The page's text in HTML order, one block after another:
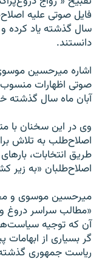
فایل صوتى علیه
سال گذشته یاد کرده
دانستند.
اشاره میرحسین
صوتى اظهارات
آبان ماه سال گذشته
وى در این سخنان با
اصلاح‌طلب به تلاش
طریق انتخابات،
اصلاح‌طلبان «به زیر
میرحسین موسوى و
«مطالب سراسر دروغ
آن که توجیه
گر بسیارى از ابهامات
ریاست جمهورى